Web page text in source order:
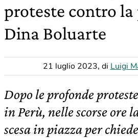
proteste contro la
Dina Boluarte
21 luglio 2023, di Luigi
Dopo le profonde
in Perù, nelle scorse ore
scesa in piazza per